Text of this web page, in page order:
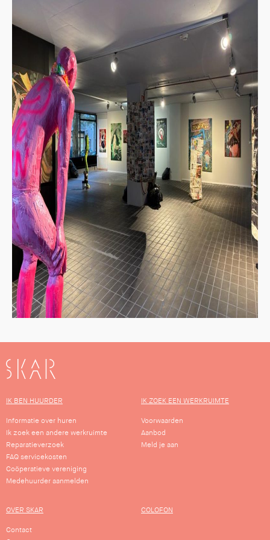
SKAR
IK BEN HUURDER
Informatie over huren
Ik zoek een andere werkruimte
Reparatieverzoek
FAQ servicekosten
Coöperatieve vereniging
Medehuurder aanmelden
IK ZOEK EEN WERKRUIMTE
Voorwaarden
Aanbod
Meld je aan
OVER SKAR
Contact
COLOFON